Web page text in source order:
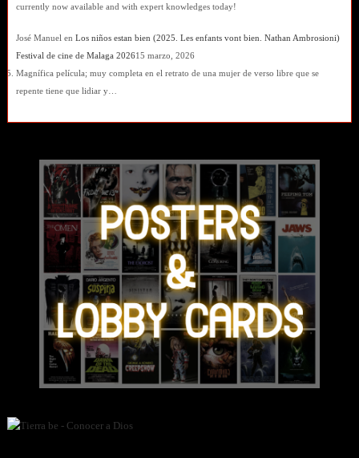
currently now available and with expert knowledges today!
José Manuelen Los niños estan bien (2025. Les enfants vont bien. Nathan Ambrosioni)
Festival de cine de Malaga 202615 marzo, 2026
Magnífica película; muy completa en el retrato de una mujer de verso libre que se
repente tiene que lidiar y…